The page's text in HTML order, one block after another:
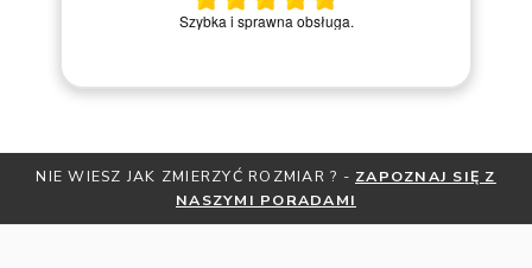
Miły kontakt telefoniczny z
kroku prowadziła przez
ROZMIAR ? -ZAPOZNAJ SIĘ Z
OTRZYMAJ